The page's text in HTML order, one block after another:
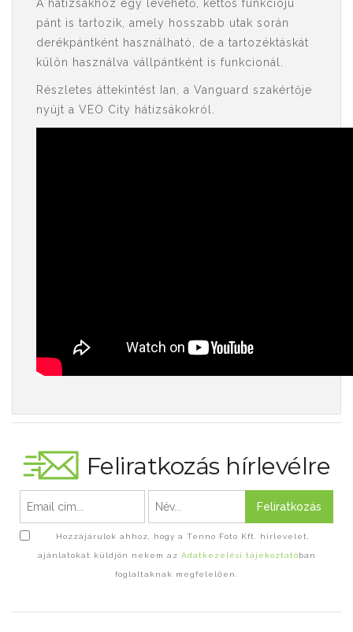
A hátizsákhoz egy levehető, kettős funkciójú
pánt is tartozik, amely hosszabb utak során
derékpántként használható, de a tartozéktáskát
külön használva vállpántként is funkcionál.
Részletes áttekintést Ian, a Vanguard szakértője
nyújt a VEO City hátizsákokról.
Feliratkozás hírlevélre
Feliratkozás
Hozzájárulok ahhoz, hogy a Tenno Foto Kft. hírlevelet,
ajánlatokat küldjön nekem az Adatkezelési tájékoztatóban
foglaltaknak megfelelően.